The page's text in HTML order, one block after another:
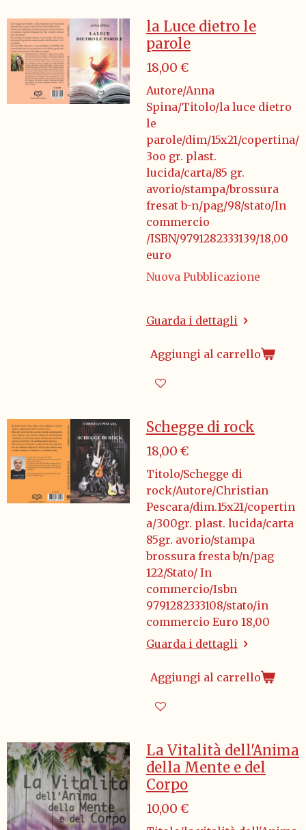
la Luce dietro le
parole
18,00 €
Autore/Anna
Spina/Titolo/la luce dietro
le
parole/dim/15x21/copertina/
3oo gr. plast.
lucida/carta/85 gr.
avorio/stampa/brossura
fresat b-n/pag/98/stato/In
commercio
/ISBN/9791282333139/18,00
euro
Nuova Pubblicazione
Guarda i dettagli
Aggiungi al carrello
Schegge di rock
18,00 €
Titolo/Schegge di
rock/Autore/Christian
Pescara/dim.15x21/copertin
a/300gr. plast. lucida/carta
85gr. avorio/stampa
brossura fresta b/n/pag
122/Stato/ In
commercio/Isbn
9791282333108/stato/in
commercio Euro 18,00
Guarda i dettagli
Aggiungi al carrello
La Vitalità dell'Anima
della Mente e del
Corpo
10,00 €